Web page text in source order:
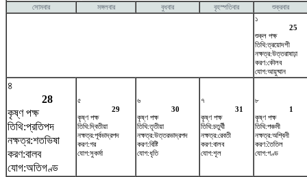
সোমবার মঙ্গলবার বুধবার বৃহস্পতিবার
শুক্রবার
১
25
শুক্ল পক্ষ
তিথি:ত্রয়োদশী
নক্ষত্র:উত্তরাষাঢ়া
করণ:কৌলব
যোগ:আয়ুষ্মান
৪
28
কৃষ্ণ পক্ষ
তিথি:প্রতিপদ
নক্ষত্র:শতভিষ‌া
করণ:বালব
যোগ:অতিগণ্ড
৫
29
কৃষ্ণ পক্ষ
তিথি:দ্বিতীয়া
নক্ষত্র:পূর্বভাদ্রপদ
করণ:গর
যোগ:সুকর্মা
৬
30
কৃষ্ণ পক্ষ
তিথি:তৃতীয়া
নক্ষত্র:উত্তরভাদ্রপদ
করণ:বিষ্টি
যোগ:ধৃতি
৭
31
কৃষ্ণ পক্ষ
তিথি:চতুর্থী
নক্ষত্র:রেবতী
করণ:বালব
যোগ:শূল
৮
1
কৃষ্ণ পক্ষ
তিথি:পঞ্চমী
নক্ষত্র:অশ্বিনী
করণ:তৈতিল
যোগ:গণ্ড